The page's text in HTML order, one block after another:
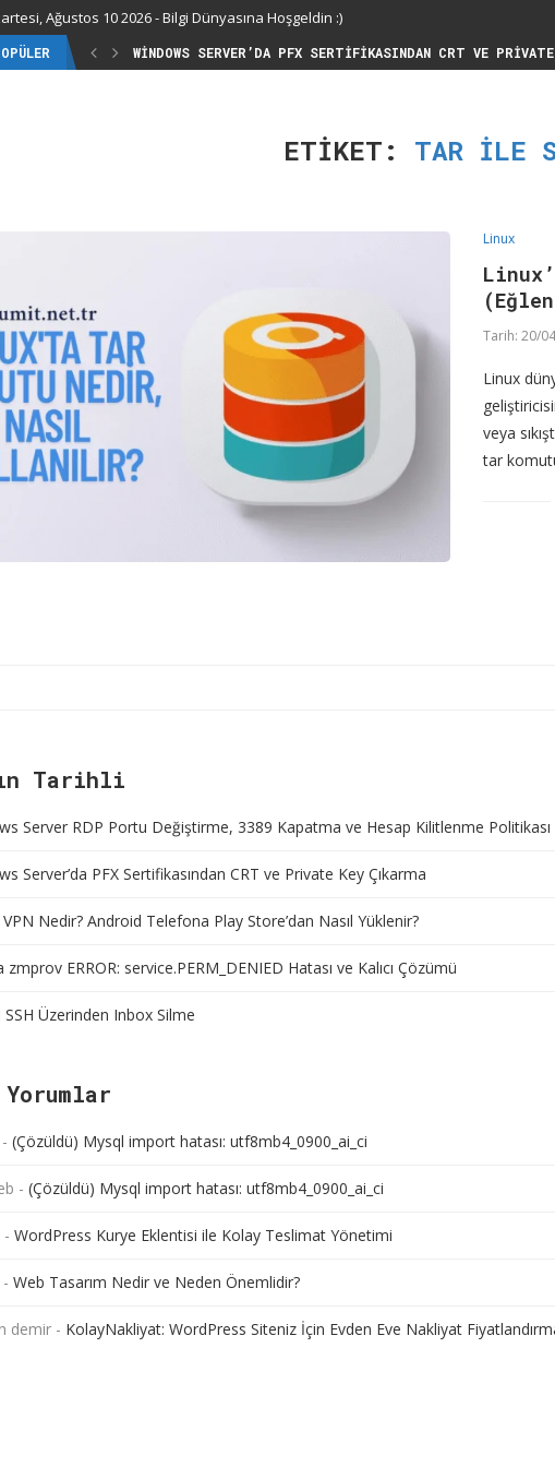
Ağustos 10 2026 - Bilgi Dünyasına Hoşgeldin :)
WINDOWS SERVER’DA PFX SERTIFIKASINDAN CRT VE
ETIKET: TAR ILE
Linux
Tarih: 20/
Linux
veya
tar
Tarihli
Server RDP Portu Değiştirme, 3389 Kapatma ve Hesap Kilitlenme Politikası
Server’da PFX Sertifikasından CRT ve Private Key Çıkarma
Nedir? Android Telefona Play Store’dan Nasıl Yüklenir?
zmprov ERROR: service.PERM_DENIED Hatası ve Kalıcı Çözümü
SSH Üzerinden Inbox Silme
Yorumlar
- (Çözüldü) Mysql import hatası: utf8mb4_0900_ai_ci
- (Çözüldü) Mysql import hatası: utf8mb4_0900_ai_ci
- WordPress Kurye Eklentisi ile Kolay Teslimat Yönetimi
- Web Tasarım Nedir ve Neden Önemlidir?
demir - KolayNakliyat: WordPress Siteniz İçin Evden Eve Nakliyat